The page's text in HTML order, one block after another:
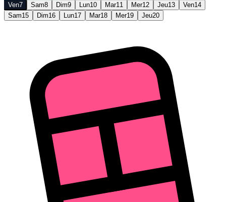
Ven7 Sam8 Dim9 Lun10 Mar11 Mer12 Jeu13 Ven14
Sam15 Dim16 Lun17 Mar18 Mer19 Jeu20